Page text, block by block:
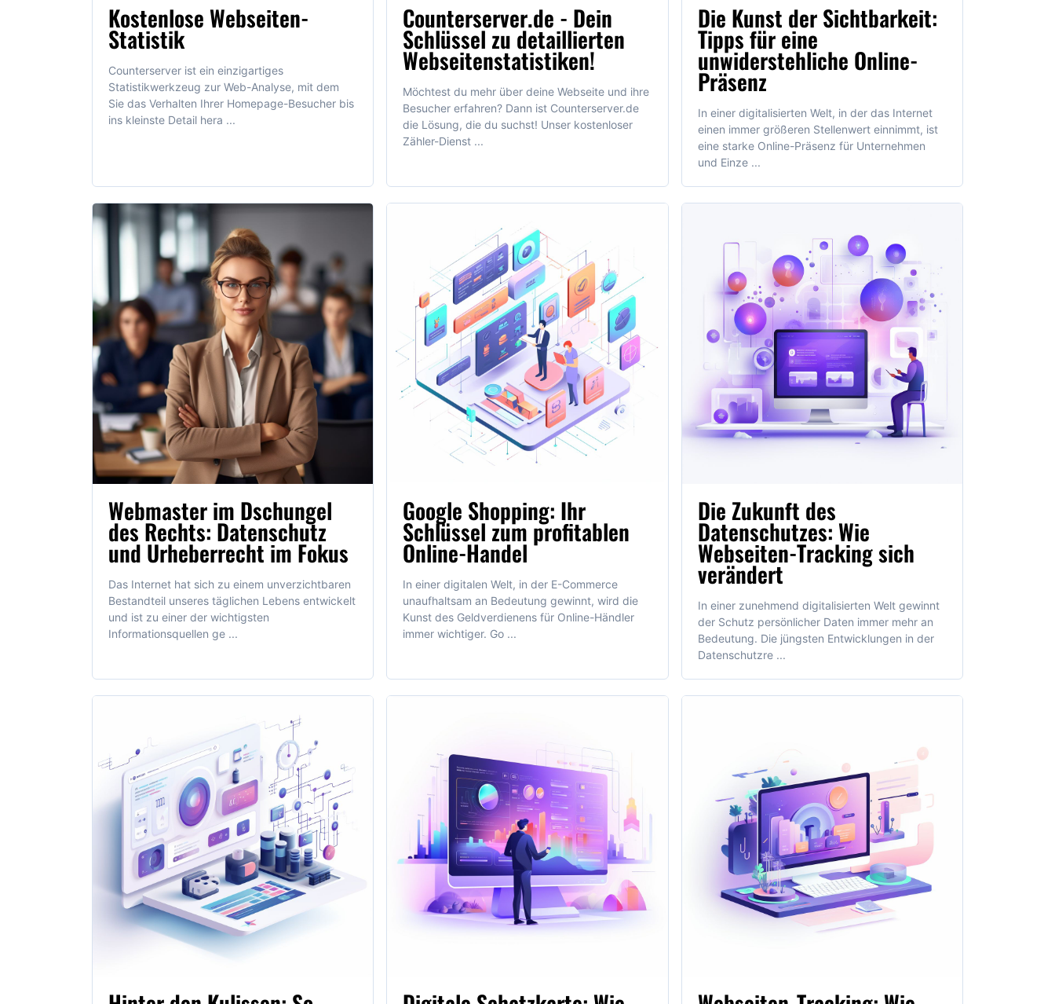
Kostenlose Webseiten-
Statistik
Counterserver ist ein einzigartiges
Statistikwerkzeug zur Web-Analyse, mit dem
Sie das Verhalten Ihrer Homepage-Besucher bis
ins kleinste Detail hera ...
Counterserver.de - Dein
Schlüssel zu detaillierten
Webseitenstatistiken!
Möchtest du mehr über deine Webseite und ihre
Besucher erfahren? Dann ist Counterserver.de
die Lösung, die du suchst! Unser kostenloser
Zähler-Dienst ...
Die Kunst der Sichtbarkeit:
Tipps für eine
unwiderstehliche Online-
Präsenz
In einer digitalisierten Welt, in der das Internet
einen immer größeren Stellenwert einnimmt, ist
eine starke Online-Präsenz für Unternehmen
und Einze ...
Webmaster im Dschungel
des Rechts: Datenschutz
und Urheberrecht im Fokus
Das Internet hat sich zu einem unverzichtbaren
Bestandteil unseres täglichen Lebens entwickelt
und ist zu einer der wichtigsten
Informationsquellen ge ...
Google Shopping: Ihr
Schlüssel zum profitablen
Online-Handel
In einer digitalen Welt, in der E-Commerce
unaufhaltsam an Bedeutung gewinnt, wird die
Kunst des Geldverdienens für Online-Händler
immer wichtiger. Go ...
Die Zukunft des
Datenschutzes: Wie
Webseiten-Tracking sich
verändert
In einer zunehmend digitalisierten Welt gewinnt
der Schutz persönlicher Daten immer mehr an
Bedeutung. Die jüngsten Entwicklungen in der
Datenschutzre ...